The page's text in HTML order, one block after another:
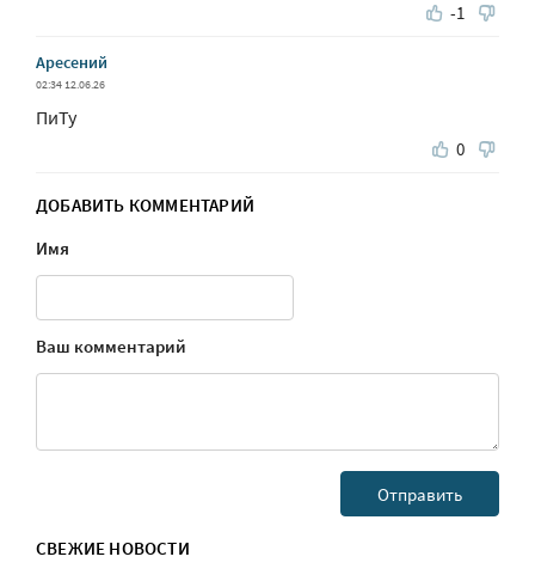
-1
Аресений
02:34 12.06.26
ПиТу
0
ДОБАВИТЬ КОММЕНТАРИЙ
Имя
Ваш комментарий
СВЕЖИЕ НОВОСТИ